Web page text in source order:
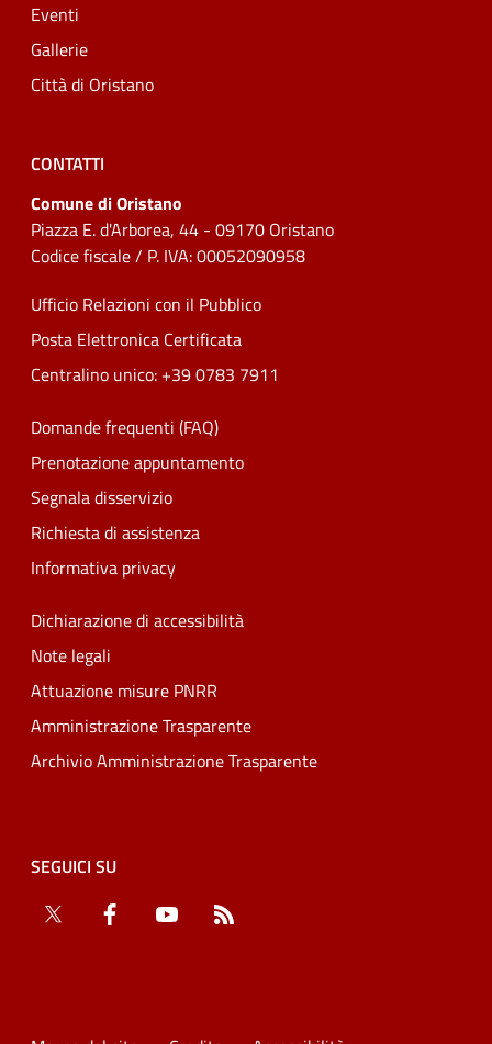
Eventi
Gallerie
Città di Oristano
CONTATTI
Comune di Oristano
Piazza E. d'Arborea, 44 - 09170 Oristano
Codice fiscale / P. IVA: 00052090958
Ufficio Relazioni con il Pubblico
Posta Elettronica Certificata
Centralino unico: +39 0783 7911
Domande frequenti (FAQ)
Prenotazione appuntamento
Segnala disservizio
Richiesta di assistenza
Informativa privacy
Dichiarazione di accessibilità
Note legali
Attuazione misure PNRR
Amministrazione Trasparente
Archivio Amministrazione Trasparente
SEGUICI SU
Twitter
Facebook YouTube